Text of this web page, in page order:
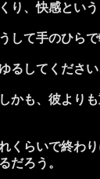
、快感とい
て手のひら
してくださ
も、彼より
らいで終わ
だろう。